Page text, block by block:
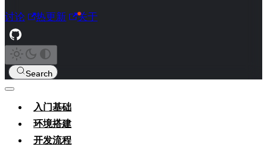
讨论 热更新 关于
Search
入门基础
环境搭建
开发流程